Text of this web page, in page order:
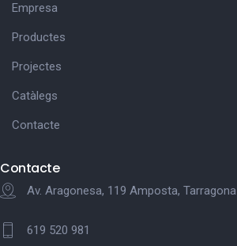
Empresa
Productes
Projectes
Catàlegs
Contacte
Contacte
Av. Aragonesa, 119 Amposta, Tarragona
619 520 981